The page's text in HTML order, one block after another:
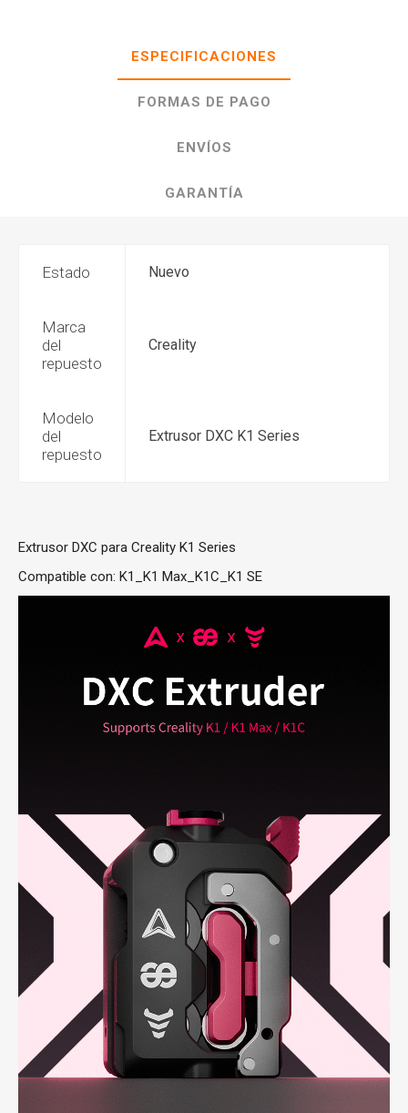
ESPECIFICACIONES
FORMAS DE PAGO
ENVÍOS
GARANTÍA
Estado Nuevo
Marca
del
repuesto
Creality
Modelo
del
repuesto
Extrusor DXC K1 Series
Extrusor DXC para Creality K1 Series
Compatible con: K1_K1 Max_K1C_K1 SE